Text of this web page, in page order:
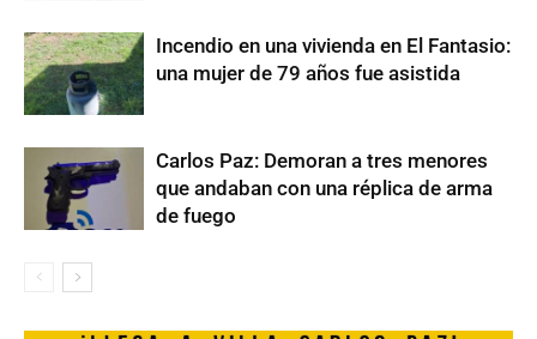
Incendio en una vivienda en El Fantasio:
una mujer de 79 años fue asistida
Carlos Paz: Demoran a tres menores
que andaban con una réplica de arma
de fuego